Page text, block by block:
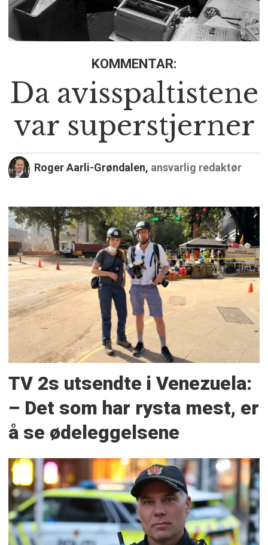
KOMMENTAR:
Da avisspaltistene
var superstjerner
Roger Aarli-Grøndalen, ansvarlig redaktør
TV 2s utsendte i Venezuela:
– Det som har rysta mest, er
å se ødeleggelsene